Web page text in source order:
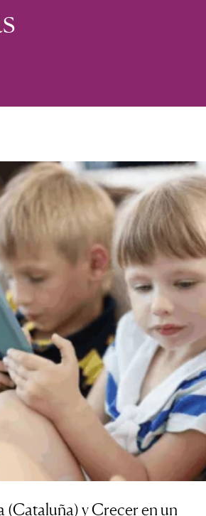
(Cataluña) yCrecer en un